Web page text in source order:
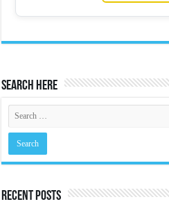
Search Here
Recent Posts